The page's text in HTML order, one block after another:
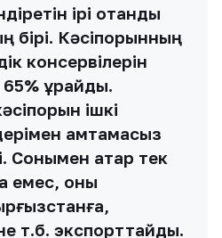
ірі отандық
бірі. Кәсіпорынның
консервілерін
65% құрайды.
ішкі
қамтамасыз
Сонымен қатар тек
емес, оны
т.б. экспорттайды.